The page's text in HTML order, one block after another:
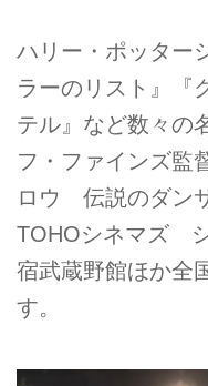
ハリー・ポッター
ラーのリスト』『
テル』など数々の
フ・ファインズ監
ロウ 伝説のダン
TOHOシネマズ
宿武蔵野館ほか全
す。